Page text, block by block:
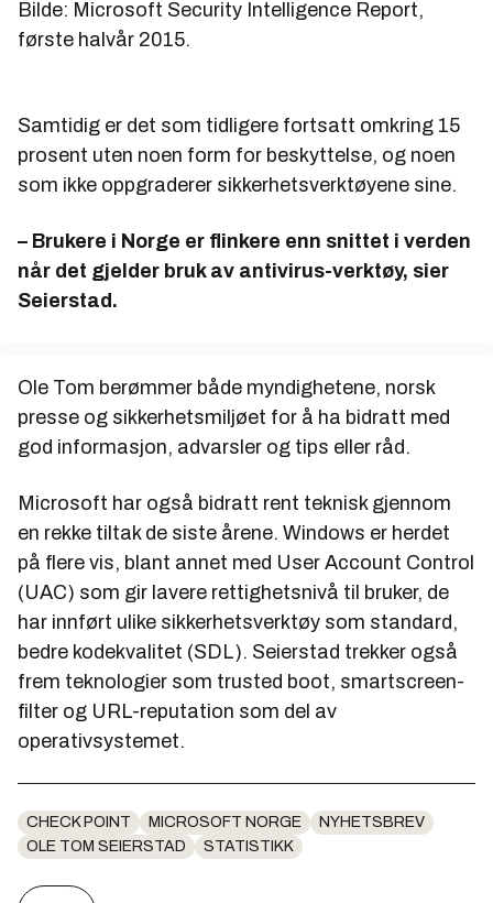
Bilde: Microsoft Security Intelligence Report,
første halvår 2015.
Samtidig er det som tidligere fortsatt omkring 15
prosent uten noen form for beskyttelse, og noen
som ikke oppgraderer sikkerhetsverktøyene sine.
– Brukere i Norge er flinkere enn snittet i verden
når det gjelder bruk av antivirus-verktøy, sier
Seierstad.
Ole Tom berømmer både myndighetene, norsk
presse og sikkerhetsmiljøet for å ha bidratt med
god informasjon, advarsler og tips eller råd.
Microsoft har også bidratt rent teknisk gjennom
en rekke tiltak de siste årene. Windows er herdet
på flere vis, blant annet med User Account Control
(UAC) som gir lavere rettighetsnivå til bruker, de
har innført ulike sikkerhetsverktøy som standard,
bedre kodekvalitet (SDL). Seierstad trekker også
frem teknologier som trusted boot, smartscreen-
filter og URL-reputation som del av
operativsystemet.
CHECK POINT MICROSOFT NORGE
NYHETSBREV
OLE TOM SEIERSTAD
STATISTIKK